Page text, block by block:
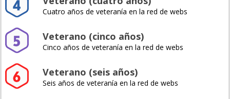
Cuatro años de veteranía en la red de webs
Veterano (cinco años)
Cinco años de veteranía en la red de webs
Veterano (seis años)
Seis años de veteranía en la red de webs